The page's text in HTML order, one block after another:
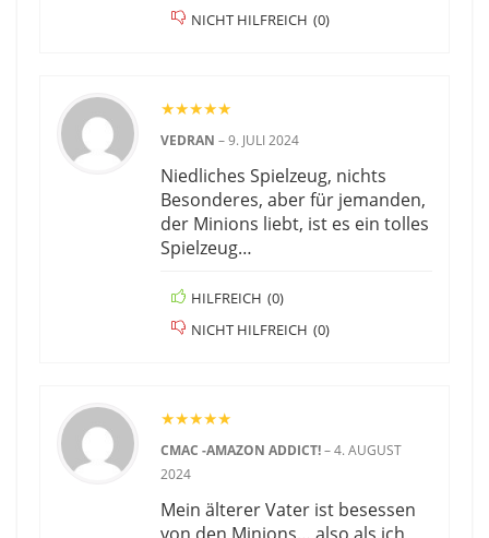
NICHT HILFREICH (0)
★★★★★
VEDRAN –9. JULI 2024
Niedliches Spielzeug, nichts
Besonderes, aber für jemanden,
der Minions liebt, ist es ein tolles
Spielzeug…
HILFREICH (0)
NICHT HILFREICH (0)
★★★★★
CMAC -AMAZON ADDICT!–4. AUGUST
2024
Mein älterer Vater ist besessen